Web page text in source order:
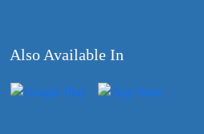
Also Available In